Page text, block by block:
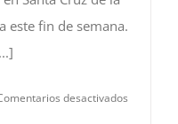
este fin de semana.
desactivados